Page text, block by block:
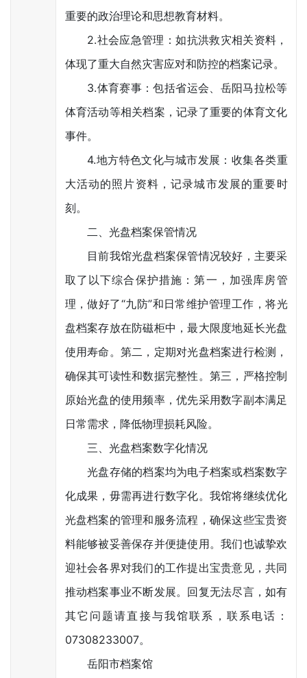
重要的政治理论和思想教育材料。
2.社会应急管理：如抗洪救灾相关资料，
体现了重大自然灾害应对和防控的档案记录。
3.体育赛事：包括省运会、岳阳马拉松等
体育活动等相关档案，记录了重要的体育文化
事件。
4.地方特色文化与城市发展：收集各类重
大活动的照片资料，记录城市发展的重要时
刻。
二、光盘档案保管情况
目前我馆光盘档案保管情况较好，主要采
取了以下综合保护措施：第一，加强库房管
理，做好了“九防”和日常维护管理工作，将光
盘档案存放在防磁柜中，最大限度地延长光盘
使用寿命。第二，定期对光盘档案进行检测，
确保其可读性和数据完整性。第三，严格控制
原始光盘的使用频率，优先采用数字副本满足
日常需求，降低物理损耗风险。
三、光盘档案数字化情况
光盘存储的档案均为电子档案或档案数字
化成果，毋需再进行数字化。我馆将继续优化
光盘档案的管理和服务流程，确保这些宝贵资
料能够被妥善保存并便捷使用。我们也诚挚欢
迎社会各界对我们的工作提出宝贵意见，共同
推动档案事业不断发展。回复无法尽言，如有
其它问题请直接与我馆联系，联系电话：
07308233007。
岳阳市档案馆